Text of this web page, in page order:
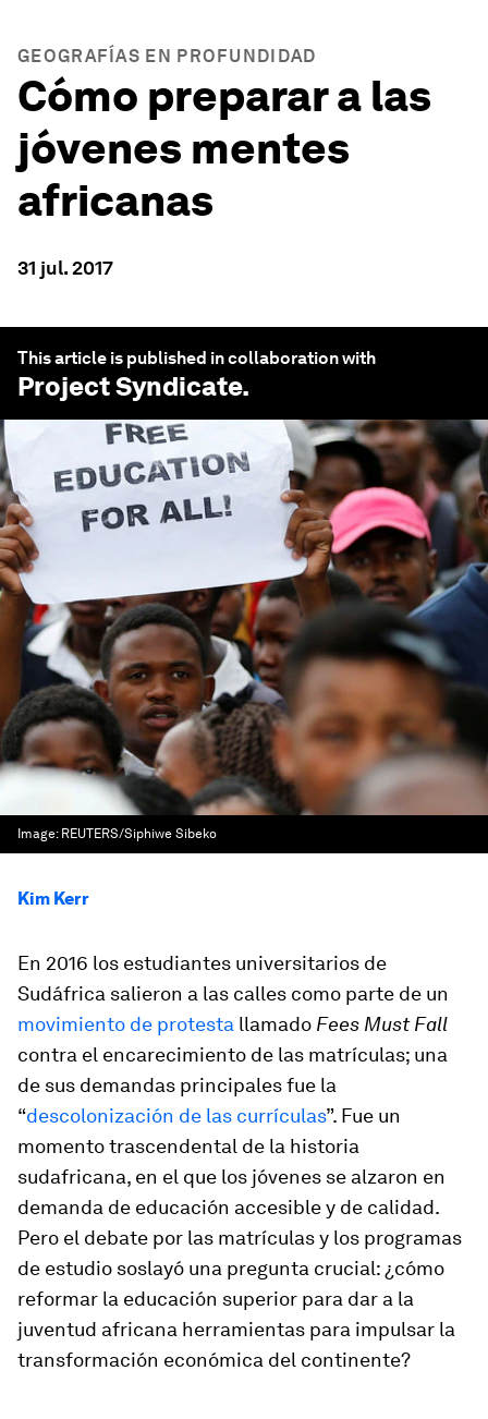
GEOGRAFÍAS EN PROFUNDIDAD
Cómo preparar a las
jóvenes mentes
africanas
31 jul. 2017
This article is published in collaboration with
Project Syndicate.
Image: REUTERS/Siphiwe Sibeko
Kim Kerr
En 2016 los estudiantes universitarios de
Sudáfrica salieron a las calles como parte de un
movimiento de protesta llamado Fees Must Fall
contra el encarecimiento de las matrículas; una
de sus demandas principales fue la
“descolonización de las currículas”. Fue un
momento trascendental de la historia
sudafricana, en el que los jóvenes se alzaron en
demanda de educación accesible y de calidad.
Pero el debate por las matrículas y los programas
de estudio soslayó una pregunta crucial: ¿cómo
reformar la educación superior para dar a la
juventud africana herramientas para impulsar la
transformación económica del continente?